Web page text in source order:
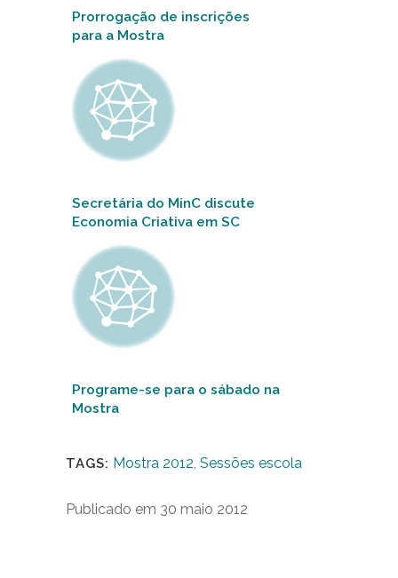
Prorrogação de inscrições
para a Mostra
Secretária do MinC discute
Economia Criativa em SC
Programe-se para o sábado na
Mostra
TAGS: Mostra 2012, Sessões escola
Publicado em 30 maio 2012